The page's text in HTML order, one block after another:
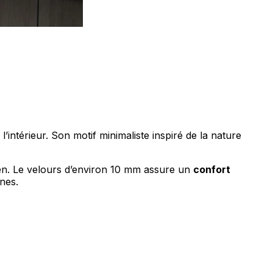
Son motif minimaliste inspiré de la nature
Le velours d’environ 10 mm assure un confort
et analytiques. Ces
lors de votre
le fonctionnement du site,